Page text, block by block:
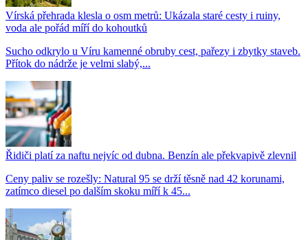
Vírská přehrada klesla o osm metrů: Ukázala staré cesty i ruiny,
voda ale pořád míří do kohoutků
Sucho odkrylo u Víru kamenné obruby cest, pařezy i zbytky staveb.
Přítok do nádrže je velmi slabý,...
Řidiči platí za naftu nejvíc od dubna. Benzín ale překvapivě zlevnil
Ceny paliv se rozešly: Natural 95 se drží těsně nad 42 korunami,
zatímco diesel po dalším skoku míří k 45...